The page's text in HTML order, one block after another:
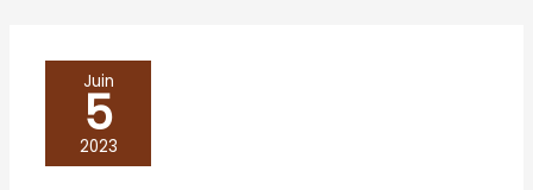
Juin
5
2023
BENIN/
Cotonou